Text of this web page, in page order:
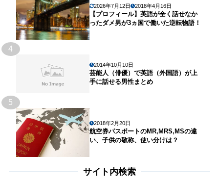
2026年7月12日 2018年4月16日
【プロフィール】英語が全く話せなか
ったダメ男が3ヵ国で働いた逆転物語！
4
2014年10月10日
芸能人（俳優）で英語（外国語）が上
手に話せる男性まとめ
5
2018年2月20日
航空券パスポートのMR,MRS,MSの違
い、子供の敬称、使い分けは？
サイト内検索